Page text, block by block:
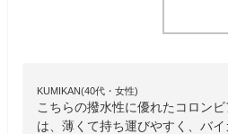
KUMIKAN(40代・女性)
こちらの撥水性に優れたコロン
は、薄くて持ち運びやすく、バ